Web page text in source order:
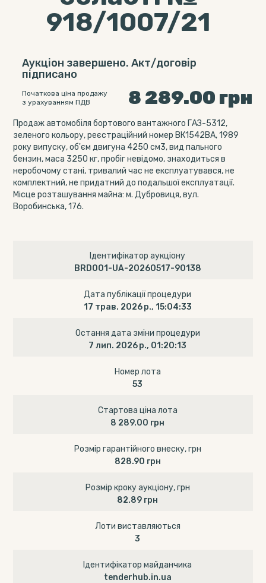
918/1007/21
Аукціон завершено. Акт/договір
підписано
Початкова ціна продажу
з урахуванням ПДВ
8 289.00 грн
Продаж автомобіля бортового вантажного ГАЗ-5312,
зеленого кольору, реєстраційний номер ВК1542ВА, 1989
року випуску, об'єм двигуна 4250 см3, вид пального
бензин, маса 3250 кг, пробіг невідомо, знаходиться в
неробочому стані, тривалий час не експлуатувався, не
комплектний, не придатний до подальшої експлуатації.
Місце розташування майна: м. Дубровиця, вул.
Воробинська, 176.
Ідентифікатор аукціону
BRD001-UA-20260517-90138
Дата публікації процедури
17 трав. 2026 р., 15:04:33
Остання дата зміни процедури
7 лип. 2026 р., 01:20:13
Номер лота
53
Стартова ціна лота
8 289.00 грн
Розмір гарантійного внеску, грн
828.90 грн
Розмір кроку аукціону, грн
82.89 грн
Лоти виставляються
3
Ідентифікатор майданчика
tenderhub.in.ua